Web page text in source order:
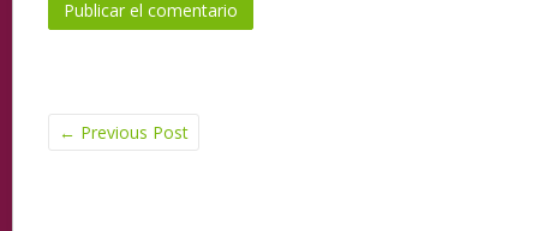
← Previous Post